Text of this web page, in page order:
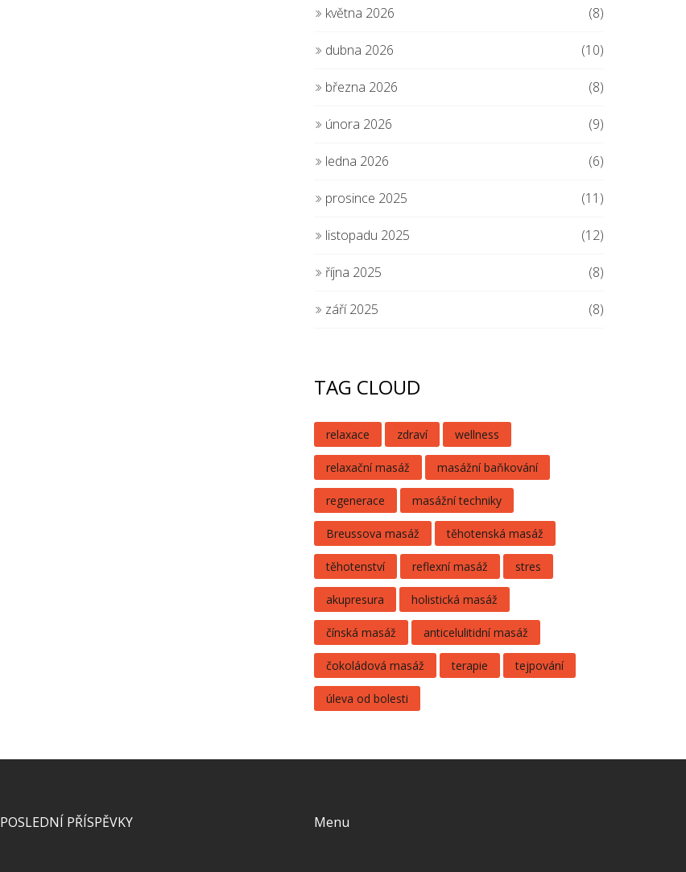
května 2026 (8)
dubna 2026 (10)
března 2026 (8)
února 2026 (9)
ledna 2026 (6)
prosince 2025 (11)
listopadu 2025 (12)
října 2025 (8)
září 2025 (8)
TAG CLOUD
relaxace zdraví wellness
relaxační masáž masážní baňkování
regenerace masážní techniky
Breussova masáž těhotenská masáž
těhotenství reflexní masáž stres
akupresura holistická masáž
čínská masáž anticelulitidní masáž
čokoládová masáž terapie tejpování
úleva od bolesti
POSLEDNÍ PŘÍSPĚVKY Menu